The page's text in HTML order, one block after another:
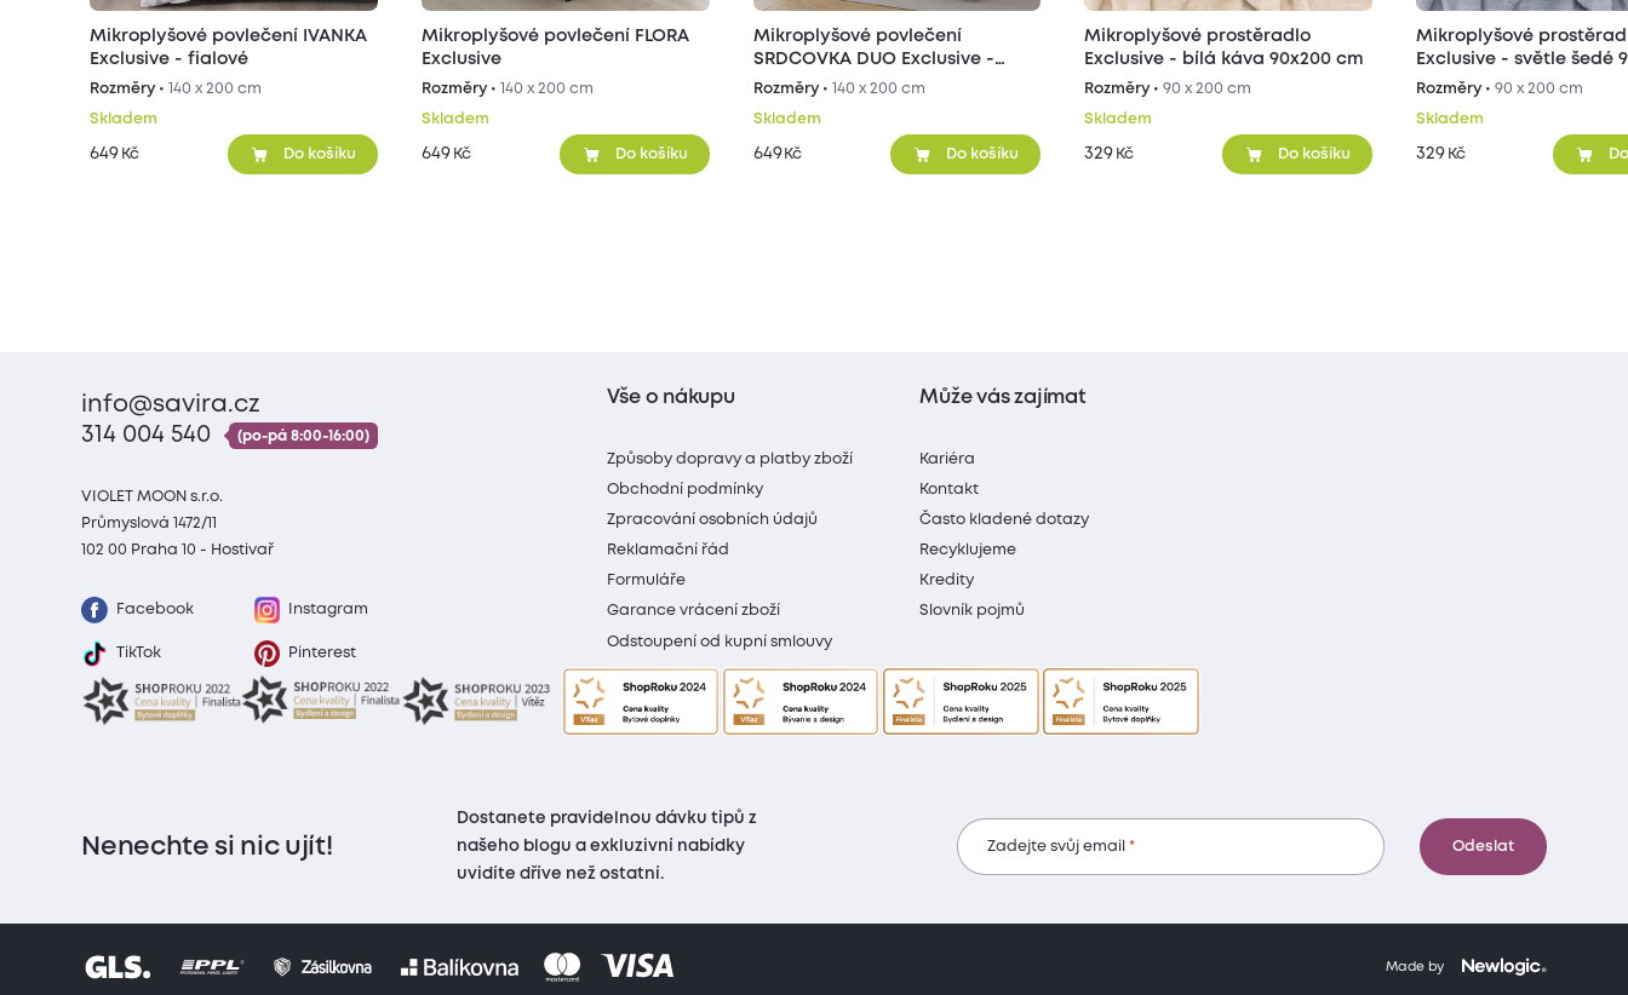
Mikroplyšové povlečení IVANKA
Exclusive - fialové
Rozměry • 140 x 200 cm
Skladem
649 Kč Do košíku
Mikroplyšové povlečení FLORA
Exclusive
Rozměry • 140 x 200 cm
Skladem
649 Kč Do košíku
Mikroplyšové povlečení
SRDCOVKA DUO Exclusive -
šedé/béžové
Rozměry • 140 x 200 cm
Skladem
649 Kč Do košíku
Mikroplyšové prostěradlo
Exclusive - bílá káva 90x200 cm
Rozměry •90 x 200 cm
Skladem
329 Kč Do košíku
Mikroplyšové
Exclusive - světle šedé
cm
Rozměry • 90 x 200 cm
Skladem
329 Kč
info@savira.cz
314 004 540
(po-pá 8:00-16:00)
VIOLET MOON s.r.o.
Průmyslová 1472/11
102 00 Praha 10 - Hostivař
Facebook Instagram
TikTok Pinterest
Vše o nákupu
Způsoby dopravy a platby zboží
Obchodní podmínky
Zpracování osobních údajů
Reklamační řád
Formuláře
Garance vrácení zboží
Odstoupení od kupní smlouvy
Může vás zajímat
Kariéra
Kontakt
Často kladené dotazy
Recyklujeme
Kredity
Slovník pojmů
Nenechte si nic ujít!
Dostanete pravidelnou dávku tipů z
našeho blogu a exkluzivní nabídky
uvidíte dříve než ostatní.
Zadejte svůj email Odeslat
Made by